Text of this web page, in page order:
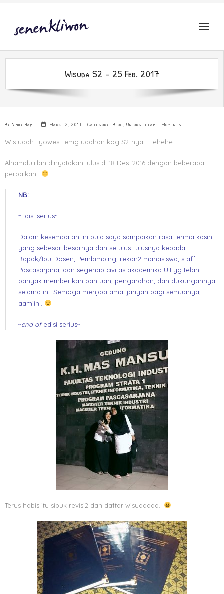
Skip
Wisuda S2 – 25 Feb. 2017
By Ninky Hade March 2, 2017 Category: Blog , Unforgettable Moments
Wis udah.. yowes.. emg udahan kog S2-nya.. Hehehe..
Alhamdulillah dinyatakan lulus di 18 Des. 2016 dengan beberapa
perbaikan..
NB:
~Edisi serius~
Dalam kesempatan ini pula saya sampaikan rasa terima kasih
yang sebesar-besarnya dan setulus-tulusnya kepada
Bapak/Ibu Dosen, Pembimbing, rekan2 mahasiswa, staff
Pascasarjana, dan segenap civitas akademika UII yg telah
banyak memberikan bantuan, pengarahan, dan dukungannya
selama ini. Semoga menjadi amal jariyah bagi semuanya,
aamiin..
~end ofedisi serius~
Terus habis itu sibuk revisi2 dan daftar wisudaaaa..